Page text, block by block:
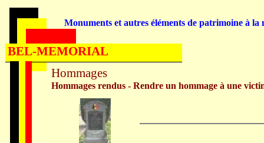
Hommages
Hommages rendus - Rendre un hommage à une
Monuments et autres éléments de patrimoine à la
BEL-MEMORIAL